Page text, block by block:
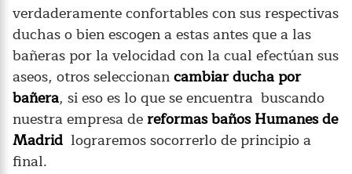
verdaderamente confortables con sus respectivas
duchas o bien escogen a estas antes que a las
bañeras por la velocidad con la cual efectúan sus
aseos, otros seleccionancambiar ducha por
bañera, si eso es lo que se encuentra buscando
nuestra empresa dereformas baños Humanes de
Madrid lograremos socorrerlo de principio a
final.